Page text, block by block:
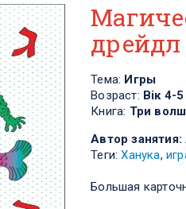
дрейдл
Тема: Игры
Возраст: Вік 4-5
Книга: Три
Автор занятия:
Теги:Ханука,
Большая